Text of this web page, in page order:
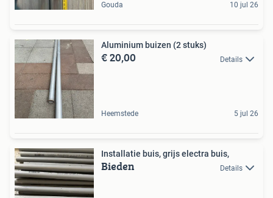
Gouda 10 jul 26
Aluminium buizen (2 stuks)
€ 20,00 Details
Heemstede 5 jul 26
Installatie buis, grijs electra buis,
Bieden Details